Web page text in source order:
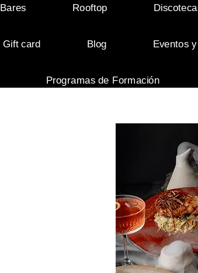
Bares Rooftop
Gift card Blog Eventos
Programas de Formación